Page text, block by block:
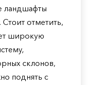
ландшафты
Стоит отметить,
широкую
склонов,
поднять с